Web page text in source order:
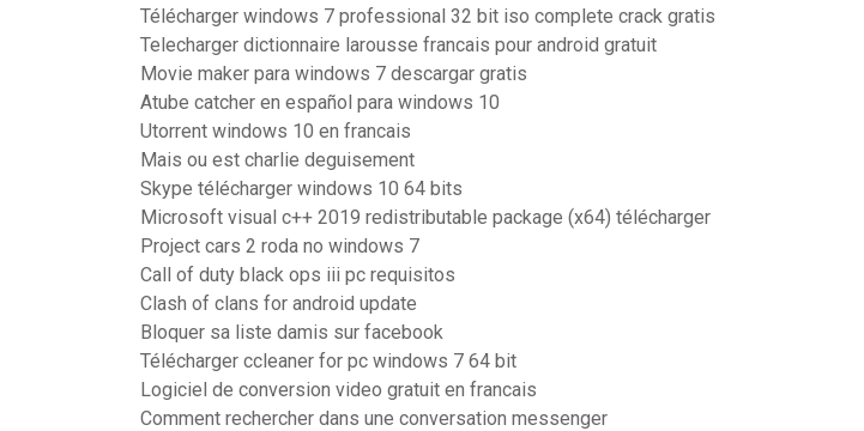
Télécharger windows 7 professional 32 bit iso complete crack gratis
Telecharger dictionnaire larousse francais pour android gratuit
Movie maker para windows 7 descargar gratis
Atube catcher en español para windows 10
Utorrent windows 10 en francais
Mais ou est charlie deguisement
Skype télécharger windows 10 64 bits
Microsoft visual c++ 2019 redistributable package (x64) télécharger
Project cars 2 roda no windows 7
Call of duty black ops iii pc requisitos
Clash of clans for android update
Bloquer sa liste damis sur facebook
Télécharger ccleaner for pc windows 7 64 bit
Logiciel de conversion video gratuit en francais
Comment rechercher dans une conversation messenger